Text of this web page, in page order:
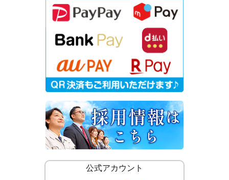
公式アカウント